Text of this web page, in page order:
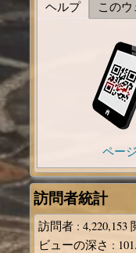
ヘルプ この
ペー
訪問者統計
訪問者: 4,220,153
ビューの深さ :